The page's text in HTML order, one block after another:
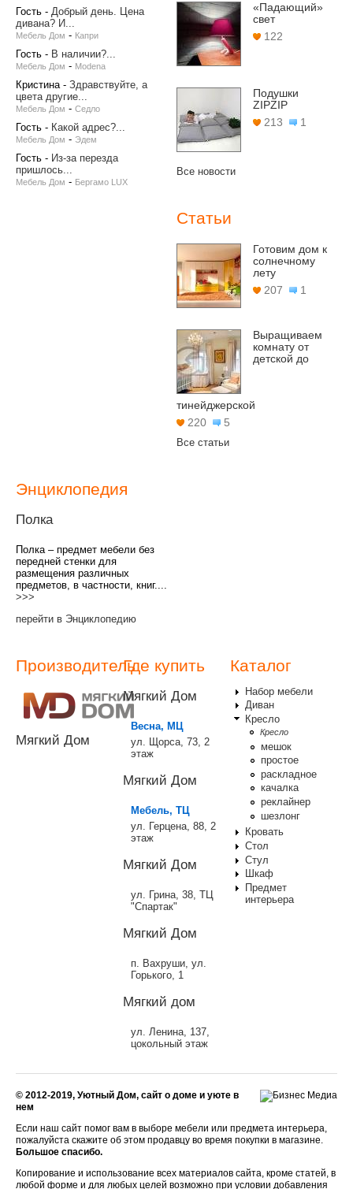
Гость - Добрый день. Цена
дивана? И...
Мебель Дом - Капри
Гость - В наличии?...
Мебель Дом - Modena
Кристина- Здравствуйте, а
цвета другие...
Мебель Дом - Седло
Гость - Какой адрес?...
Мебель Дом - Эдем
Гость - Из-за перезда
пришлось...
Мебель Дом - Бергамо LUX
«Падающий»
свет
122
Подушки
ZIPZIP
213
1
Все новости
Статьи
Готовим дом к
солнечному
лету
207
1
Выращиваем
комнату от
детской до
тинейджерской
220
5
Все статьи
Энциклопедия
Полка
Полка – предмет мебели без
передней стенки для
размещения различных
предметов, в частности, книг....
>>>
перейти в Энциклопедию
Производитель
Мягкий Дом
Где купить
Мягкий Дом
Весна, МЦ
ул. Щорса, 73, 2
этаж
Мягкий Дом
Мебель, ТЦ
ул. Герцена, 88, 2
этаж
Мягкий Дом
ул. Грина, 38, ТЦ
"Спартак"
Мягкий Дом
п. Вахруши, ул.
Горького, 1
Мягкий дом
ул. Ленина, 137,
цокольный этаж
Каталог
Набор мебели
Диван
Кресло
Кресло
мешок
простое
раскладное
качалка
реклайнер
шезлонг
Кровать
Стол
Стул
Шкаф
Предмет
интерьера
© 2012-2019, Уютный Дом, сайт о доме и уюте в
нем
Если наш сайт помог вам в выборе мебели или предмета интерьера,
пожалуйста скажите об этом продавцу во время покупки в магазине.
Большое спасибо.
Копирование и использование всех материалов сайта, кроме статей, в
любой форме и для любых целей возможно при условии добавления